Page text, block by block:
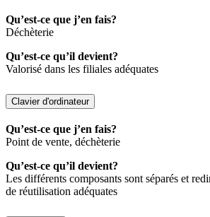
Qu’est-ce que j’en fais?
Déchèterie
Qu’est-ce qu’il devient?
Valorisé dans les filiales adéquates
Clavier d'ordinateur
Qu’est-ce que j’en fais?
Point de vente, déchèterie
Qu’est-ce qu’il devient?
Les différents composants sont séparés et
de réutilisation adéquates